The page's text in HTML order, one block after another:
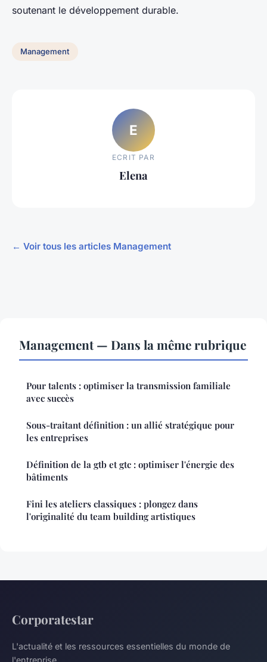
soutenant le développement durable.
Management
E
ECRIT PAR
Elena
← Voir tous les articles Management
Management — Dans la même rubrique
Pour talents : optimiser la transmission familiale
avec succès
Sous-traitant définition : un allié stratégique pour
les entreprises
Définition de la gtb et gtc : optimiser l'énergie des
bâtiments
Fini les ateliers classiques : plongez dans
l'originalité du team building artistiques
Corporatestar
L'actualité et les ressources essentielles du monde de
l'entreprise